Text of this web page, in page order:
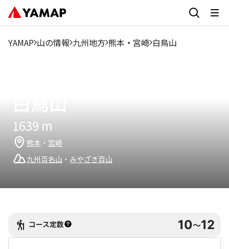
YAMAP 山の情報 九州地方 熊本 ・ 宮崎 白鳥山
1639 m
熊本 ・ 宮崎
九州百名山 ・ みやざき百山
コース定数 10〜12
1月
2
3月 4月 5月 6月 7月 8月 9月
0.68%0%0.68%7.42%37.76%4.95%9.67%9.89%